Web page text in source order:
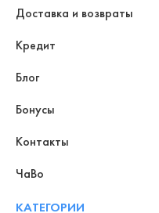
Доставка и возвраты
Кредит
Блог
Бонусы
Контакты
ЧаВо
КАТЕГОРИИ